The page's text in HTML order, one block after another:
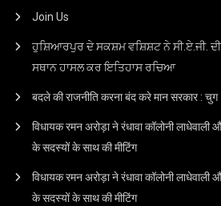
Join Us
ਹੁਸ਼ਿਆਰਪੁਰ ਦੇ ਸਕਸ਼ਮ ਵਸ਼ਿਸ਼ਟ ਨੇ ਸੀ.ਏ.ਜੀ. ਦੀ
ਸਥਾਨ ਹਾਸਲ ਕਰ ਇਤਿਹਾਸ ਰਚਿਆ
बदले की राजनीति करना बंद करे मान सरकार : चुग
विधायक रमन अरोड़ा ने रंधावा कॉलोनी
के सदस्यों के साथ की मीटिंग
विधायक रमन अरोड़ा ने रंधावा कॉलोनी
के सदस्यों के साथ की मीटिंग